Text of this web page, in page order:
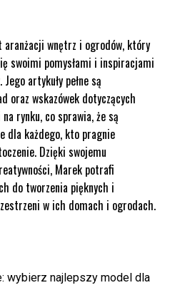
wnętrz i ogrodów, który
swoimi pomysłami i inspiracjami
artykuły pełne są
oraz wskazówek dotyczących
rynku, co sprawia, że są
dla każdego, kto pragnie
Dzięki swojemu
Marek potrafi
do tworzenia pięknych i
w ich domach i ogrodach.
wybierz najlepszy model dla